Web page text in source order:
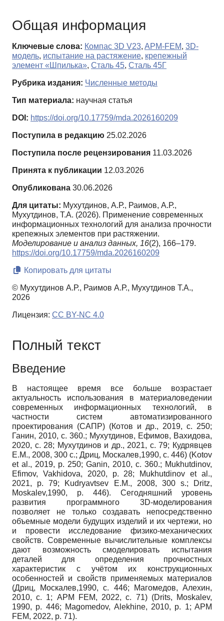
Общая информация
Ключевые слова: Компас 3D V23, APM-FEM, 3D-
модель, испытание на растяжение, крепежный
элемент «Шпилька», Сталь 45, Сталь 45Г
Рубрика издания: Численные методы
Тип материала: научная статья
DOI: https://doi.org/10.17759/mda.2026160209
Поступила в редакцию 25.02.2026
Поступила после рецензирования 11.03.2026
Принята к публикации 12.03.2026
Опубликована 30.06.2026
Для цитаты: Мухутдинов, А.Р., Раимов, А.Р.,
Мухутдинов, Т.А. (2026). Применение современных
информационных технологий для анализа прочности
крепежных элементов при растяжении.
Моделирование и анализ данных, 16(2), 166–179.
https://doi.org/10.17759/mda.2026160209
Копировать для цитаты
© Мухутдинов А.Р., Раимов А.Р., Мухутдинов Т.А.,
2026
Лицензия: CC BY-NC 4.0
Полный текст
Введение
В настоящее время все больше возрастает
актуальность использования в материаловедении
современных информационных технологий, в
частности систем автоматизированного
проектирования (САПР) (Котов и др., 2019, с. 250;
Ганин, 2010, c. 360.; Мухутдинов, Ефимов, Вахидова,
2020, с. 28; Мухутдинов и др., 2021, с. 79; Кудрявцев
Е.М., 2008, 300 с.; Дриц, Москалев,1990, с. 446) (Kotov
et al., 2019, p. 250; Ganin, 2010, c. 360.; Mukhutdinov,
Efimov, Vakhidova, 2020, p. 28; Mukhutdinov et al.,
2021, p. 79; Kudryavtsev E.M., 2008, 300 s.; Dritz,
Moskalev,1990, p. 446). Сегодняшний уровень
развития программного 3D-моделирования
позволяет не только создавать непосредственно
объемные модели будущих изделий и их чертежи, но
и провести исследование физико-механических
свойств. Современные вычислительные комплексы
дают возможность смоделировать испытания
деталей для определения прочностных
характеристик с учётом их конструкционных
особенностей и свойств применяемых материалов
(Дриц, Москалев,1990, с. 446; Магомедов, Алехин,
2010, с. 1; APM FEM, 2022, с. 71) (Drits, Moskalev,
1990, p. 446; Magomedov, Alekhine, 2010, p. 1; APM
FEM, 2022, p. 71).